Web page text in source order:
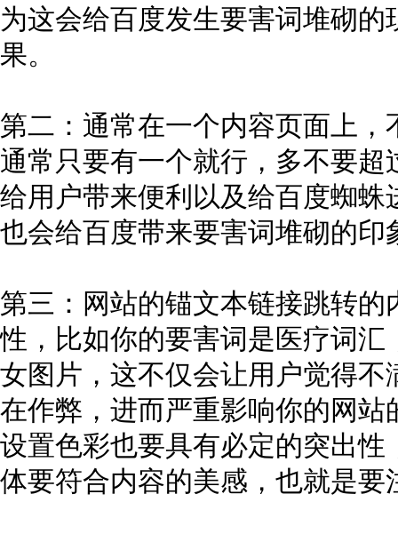
为这会给百度发生要害词堆砌
果。
第二：通常在一个内容页面上
通常只要有一个就行，多不要
给用户带来便利以及给百度蜘
也会给百度带来要害词堆砌的
第三：网站的锚文本链接跳转
性，比如你的要害词是医疗词
女图片，这不仅会让用户觉得
在作弊，进而严重影响你的网
设置色彩也要具有必定的突出
体要符合内容的美感，也就是